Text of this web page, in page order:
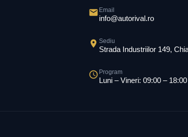
Email
info@autorival.ro
Sediu
Strada Industriilor 149,
Program
Luni – Vineri: 09:00 – 18:00